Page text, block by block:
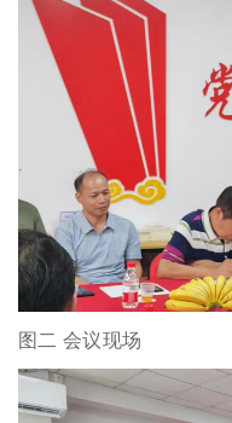
图二 会议现场